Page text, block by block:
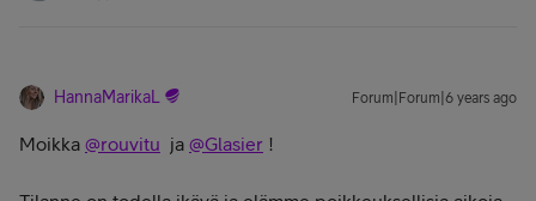
HannaMarikaL Forum|Forum|6 years ago
Moikka @rouvitu ja @Glasier !